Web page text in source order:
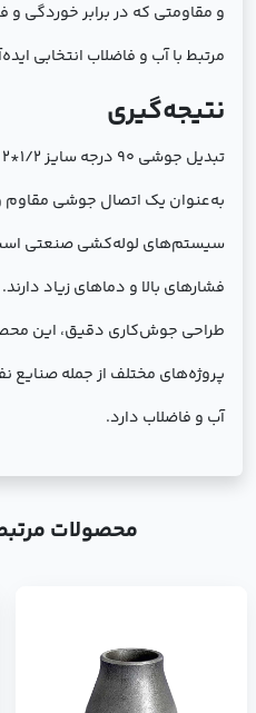
و مقاومتی که در برابر خوردگی و
مرتبط با آب و فاضلاب انتخابی
نتیجه‌گیری
به‌عنوان یک اتصال جوشی مقاوم و
سیستم‌های لوله‌کشی صنعتی است
طراحی جوش‌کاری دقیق، این
پروژه‌های مختلف از جمله صنایع
آب و فاضلاب دارد.
محصولات